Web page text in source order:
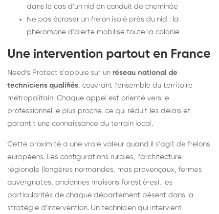
dans le cas d'un nid en conduit de cheminée
Ne pas écraser un frelon isolé près du nid : la
phéromone d'alerte mobilise toute la colonie
Une intervention partout en France
Need's Protect s'appuie sur un réseau national de
techniciens qualifiés, couvrant l'ensemble du territoire
métropolitain. Chaque appel est orienté vers le
professionnel le plus proche, ce qui réduit les délais et
garantit une connaissance du terrain local.
Cette proximité a une vraie valeur quand il s'agit de frelons
européens. Les configurations rurales, l'architecture
régionale (longères normandes, mas provençaux, fermes
auvergnates, anciennes maisons forestières), les
particularités de chaque département pèsent dans la
stratégie d'intervention. Un technicien qui intervient